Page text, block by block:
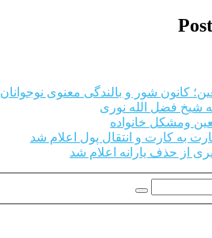
کانون شور و بالندگی معنوی نوجوانان
شیخ فضل الله نوری
ومشکل خانواده
به کارت و انتقال پول اعلام شد
از حذف یارانه اعلام شد